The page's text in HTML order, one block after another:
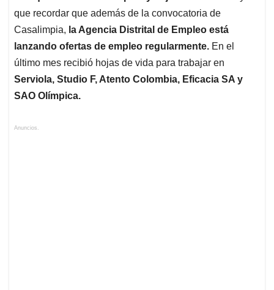
que recordar que además de la convocatoria de
Casalimpia, la Agencia Distrital de Empleo está
lanzando ofertas de empleo regularmente. En el
último mes recibió hojas de vida para trabajar en
Serviola, Studio F, Atento Colombia, Eficacia SA y
SAO Olímpica.
Anuncios.